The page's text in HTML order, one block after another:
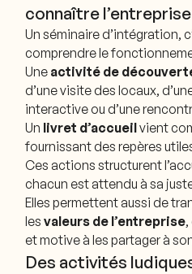
connaître l’entreprise
Un séminaire d’intégration,
comprendre le
Une activité de
d’une visite des locaux,
interactive ou d’une
Un livret d’accueilvient
fournissant des repères
Ces actions structurent
chacun est attendu à sa
Elles permettent aussi de
lesvaleurs de l’entreprise
et motive à les partager à
Des activités